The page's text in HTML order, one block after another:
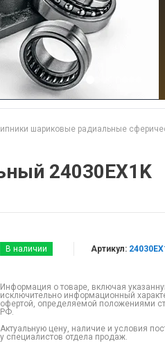
шариковые радиальные
24030EX1K
В наличии Артикул:
Информация о товаре, включая
исключительно информационный
офертой, определяемой положениями
РФ.
Актуальную цену, наличие и условия
у специалистов отдела продаж.